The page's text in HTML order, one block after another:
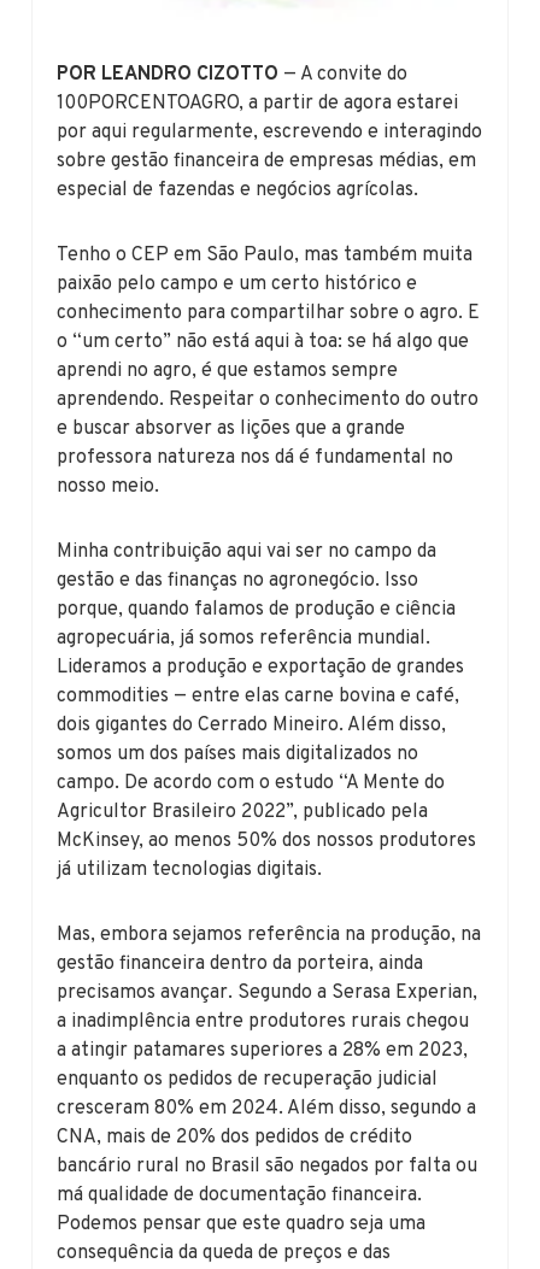
POR LEANDRO CIZOTTO — A convite do
100PORCENTOAGRO, a partir de agora estarei
por aqui regularmente, escrevendo e interagindo
sobre gestão financeira de empresas médias, em
especial de fazendas e negócios agrícolas.
Tenho o CEP em São Paulo, mas também muita
paixão pelo campo e um certo histórico e
conhecimento para compartilhar sobre o agro. E
o “um certo” não está aqui à toa: se há algo que
aprendi no agro, é que estamos sempre
aprendendo. Respeitar o conhecimento do outro
e buscar absorver as lições que a grande
professora natureza nos dá é fundamental no
nosso meio.
Minha contribuição aqui vai ser no campo da
gestão e das finanças no agronegócio. Isso
porque, quando falamos de produção e ciência
agropecuária, já somos referência mundial.
Lideramos a produção e exportação de grandes
commodities — entre elas carne bovina e café,
dois gigantes do Cerrado Mineiro. Além disso,
somos um dos países mais digitalizados no
campo. De acordo com o estudo “A Mente do
Agricultor Brasileiro 2022”, publicado pela
McKinsey, ao menos 50% dos nossos produtores
já utilizam tecnologias digitais.
Mas, embora sejamos referência na produção, na
gestão financeira dentro da porteira, ainda
precisamos avançar. Segundo a Serasa Experian,
a inadimplência entre produtores rurais chegou
a atingir patamares superiores a 28% em 2023,
enquanto os pedidos de recuperação judicial
cresceram 80% em 2024. Além disso, segundo a
CNA, mais de 20% dos pedidos de crédito
bancário rural no Brasil são negados por falta ou
má qualidade de documentação financeira.
Podemos pensar que este quadro seja uma
consequência da queda de preços e das